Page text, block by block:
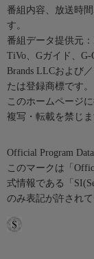
番組内容、放送時
す。
番組データ提供元
TiVo、Gガイド、
Brands LLCおよび
たは登録商標です。
このホームページ
複写・転載を禁じま
Official Program
このマークは「
式情報である「
のみ表記が許されて